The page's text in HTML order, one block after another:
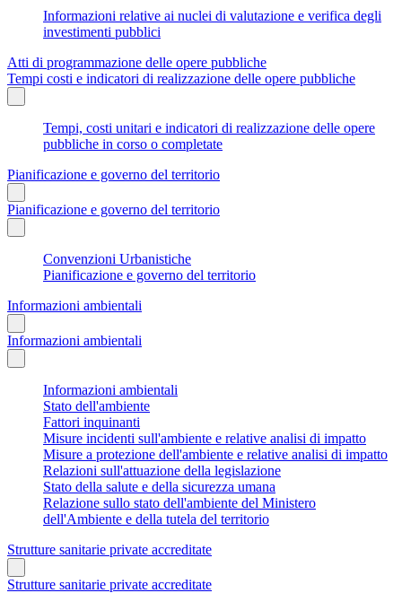
Informazioni relative ai nuclei di valutazione e verifica degli
investimenti pubblici
Atti di programmazione delle opere pubbliche
Tempi costi e indicatori di realizzazione delle opere pubbliche
Tempi, costi unitari e indicatori di realizzazione delle opere
pubbliche in corso o completate
Pianificazione e governo del territorio
Pianificazione e governo del territorio
Convenzioni Urbanistiche
Pianificazione e governo del territorio
Informazioni ambientali
Informazioni ambientali
Informazioni ambientali
Stato dell'ambiente
Fattori inquinanti
Misure incidenti sull'ambiente e relative analisi di impatto
Misure a protezione dell'ambiente e relative analisi di impatto
Relazioni sull'attuazione della legislazione
Stato della salute e della sicurezza umana
Relazione sullo stato dell'ambiente del Ministero
dell'Ambiente e della tutela del territorio
Strutture sanitarie private accreditate
Strutture sanitarie private accreditate